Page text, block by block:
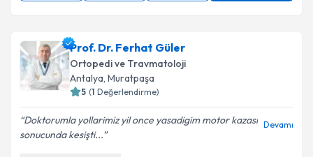
Prof. Dr. Ferhat Güler
Ortopedi ve Travmatoloji
Antalya, Muratpaşa
5 (1 Değerlendirme)
Doktorumla yollarimiz yil once yasadigim motor kazasi
sonucunda kesişti...
Devamı